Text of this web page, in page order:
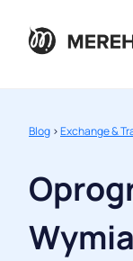
Blog >Exchange &